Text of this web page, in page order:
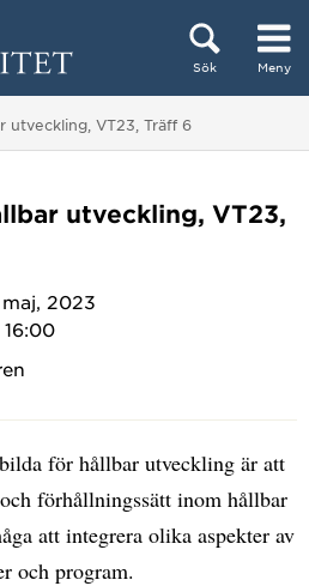
Sök Meny
utveckling, VT23, Träff 6
utveckling, VT23,
2023
för hållbar utveckling är att
förhållningssätt inom hållbar
att integrera olika aspekter av
och program.